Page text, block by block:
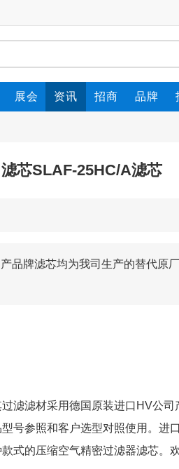
展会 资讯 招商 品牌
芯SLAF-25HC/A滤芯
品牌滤芯均为我司生产的替代原
滤滤材采用德国原装进口HV公司
号参照和客户选型对照使用。进
式的压缩空气精密过滤器滤芯。